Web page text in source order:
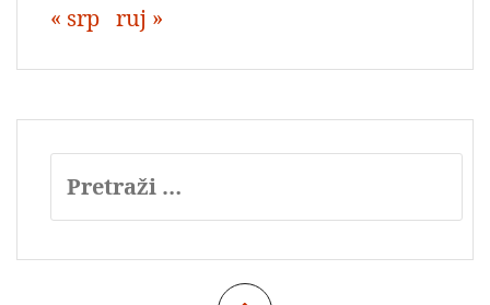
« srp ruj »